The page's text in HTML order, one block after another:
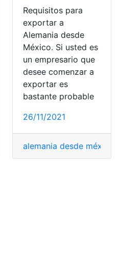
BBVA México,ciudad de
Requisitos para
exportar a
Alemania desde
México. Si usted es
un empresario que
desee comenzar a
exportar es
bastante probable
26/11/2021
alemania desde méxico